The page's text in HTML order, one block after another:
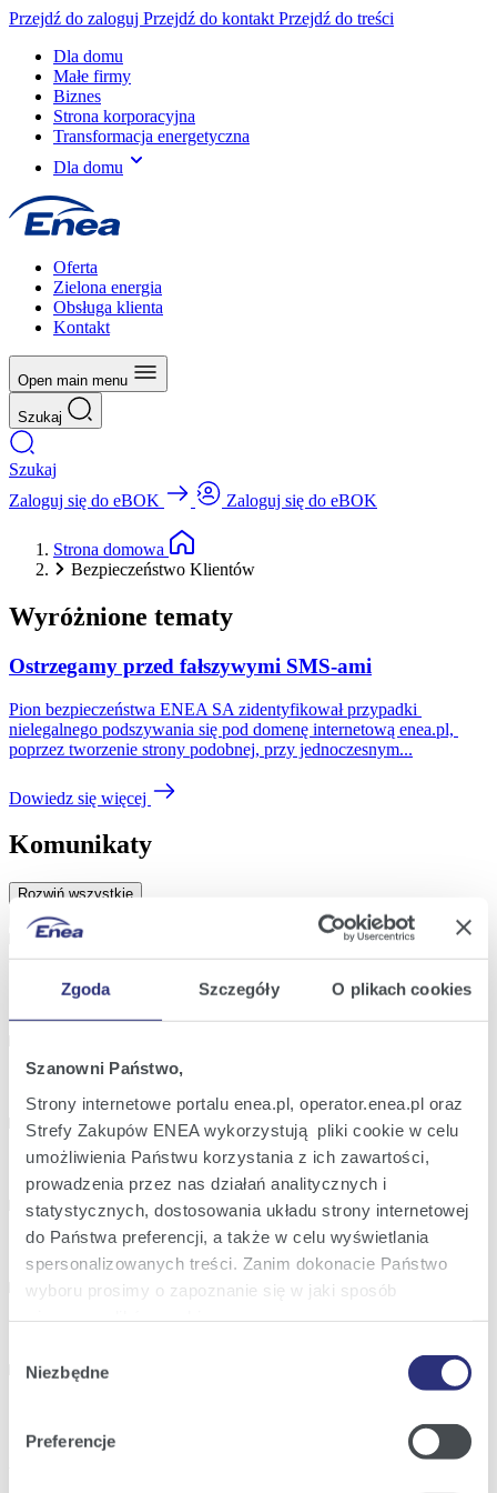
Zgoda Szczegóły O plikach cookies
Szanowni Państwo,
Strony internetowe portalu enea.pl, operator.enea.pl oraz
Strefy Zakupów ENEA wykorzystują pliki cookie w celu
umożliwienia Państwu korzystania z ich zawartości,
prowadzenia przez nas działań analitycznych i
statystycznych, dostosowania układu strony internetowej
do Państwa preferencji, a także w celu wyświetlania
spersonalizowanych treści. Zanim dokonacie Państwo
wyboru prosimy o zapoznanie się w jaki sposób
Szczegółowe informacje na ten temat znajdziecie
Polityce
zgody
Niezbędne
Preferencje
Przejdź do zaloguj Przejdź do kontakt Przejdź do treści
Dla domu
Małe firmy
Biznes
Strona korporacyjna
Transformacja energetyczna
Dla domu
Oferta
Zielona energia
Obsługa klienta
Kontakt
Open main menu
Szukaj
Szukaj
Zaloguj się do eBOK
Zaloguj się do eBOK
Strona domowa
Bezpieczeństwo Klientów
Wyróżnione tematy
Ostrzegamy przed fałszywymi SMS-ami
Pion bezpieczeństwa ENEA SA zidentyfikował przypadki
nielegalnego podszywania się pod domenę internetową enea.pl,
poprzez tworzenie strony podobnej, przy jednoczesnym...
Dowiedz się więcej
Komunikaty
Rozwiń wszystkie
Zwiń wszystkie
Uwaga! Oszuści zachęcają do inwestowania oszczędności w
akcje Enei
Enea ostrzega!
Ostrzegamy przed fałszywymi SMS-ami
Uważaj na nieuczciwych sprzedawców energii elektrycznej!
Enea ostrzega!